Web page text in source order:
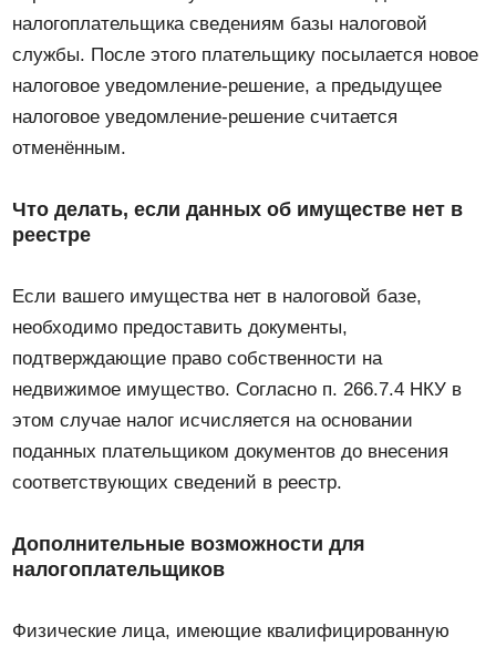
налогоплательщика сведениям базы налоговой
службы. После этого плательщику посылается новое
налоговое уведомление-решение, а предыдущее
налоговое уведомление-решение считается
отменённым.
Что делать, если данных об имуществе нет в
реестре
Если вашего имущества нет в налоговой базе,
необходимо предоставить документы,
подтверждающие право собственности на
недвижимое имущество. Согласно п. 266.7.4 НКУ в
этом случае налог исчисляется на основании
поданных плательщиком документов до внесения
соответствующих сведений в реестр.
Дополнительные возможности для
налогоплательщиков
Физические лица, имеющие квалифицированную